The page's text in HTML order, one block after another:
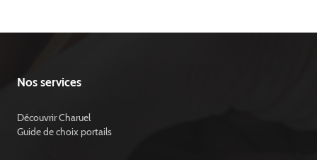
Nos services
Découvrir Charuel
Guide de choix portails